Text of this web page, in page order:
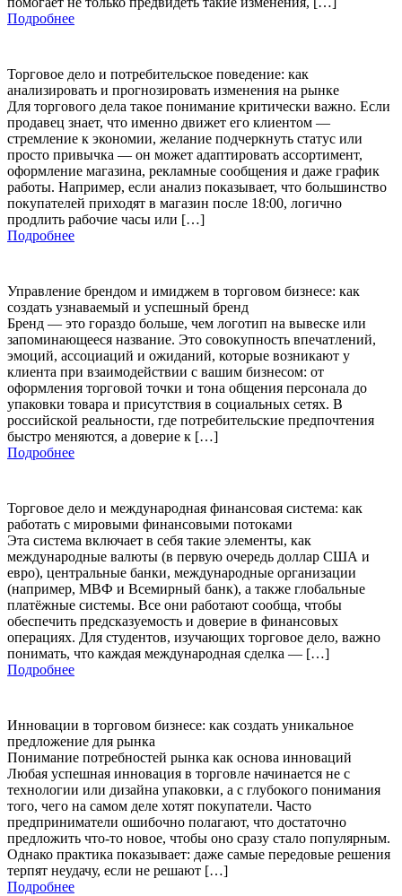
Подробнее
Торговое дело и потребительское поведение: как
анализировать и прогнозировать изменения на рынке
Для торгового дела такое понимание критически важно. Если
продавец знает, что именно движет его клиентом —
стремление к экономии, желание подчеркнуть статус или
просто привычка — он может адаптировать ассортимент,
оформление магазина, рекламные сообщения и даже график
работы. Например, если анализ показывает, что большинство
покупателей приходят в магазин после 18:00, логично
продлить рабочие часы или […]
Подробнее
Управление брендом и имиджем в торговом бизнесе: как
создать узнаваемый и успешный бренд
Бренд — это гораздо больше, чем логотип на вывеске или
запоминающееся название. Это совокупность впечатлений,
эмоций, ассоциаций и ожиданий, которые возникают у
клиента при взаимодействии с вашим бизнесом: от
оформления торговой точки и тона общения персонала до
упаковки товара и присутствия в социальных сетях. В
российской реальности, где потребительские предпочтения
быстро меняются, а доверие к […]
Подробнее
Торговое дело и международная финансовая система: как
работать с мировыми финансовыми потоками
Эта система включает в себя такие элементы, как
международные валюты (в первую очередь доллар США и
евро), центральные банки, международные организации
(например, МВФ и Всемирный банк), а также глобальные
платёжные системы. Все они работают сообща, чтобы
обеспечить предсказуемость и доверие в финансовых
операциях. Для студентов, изучающих торговое дело, важно
понимать, что каждая международная сделка — […]
Подробнее
Инновации в торговом бизнесе: как создать уникальное
предложение для рынка
Понимание потребностей рынка как основа инноваций
Любая успешная инновация в торговле начинается не с
технологии или дизайна упаковки, а с глубокого понимания
того, чего на самом деле хотят покупатели. Часто
предприниматели ошибочно полагают, что достаточно
предложить что-то новое, чтобы оно сразу стало популярным.
Однако практика показывает: даже самые передовые решения
терпят неудачу, если не решают […]
Подробнее